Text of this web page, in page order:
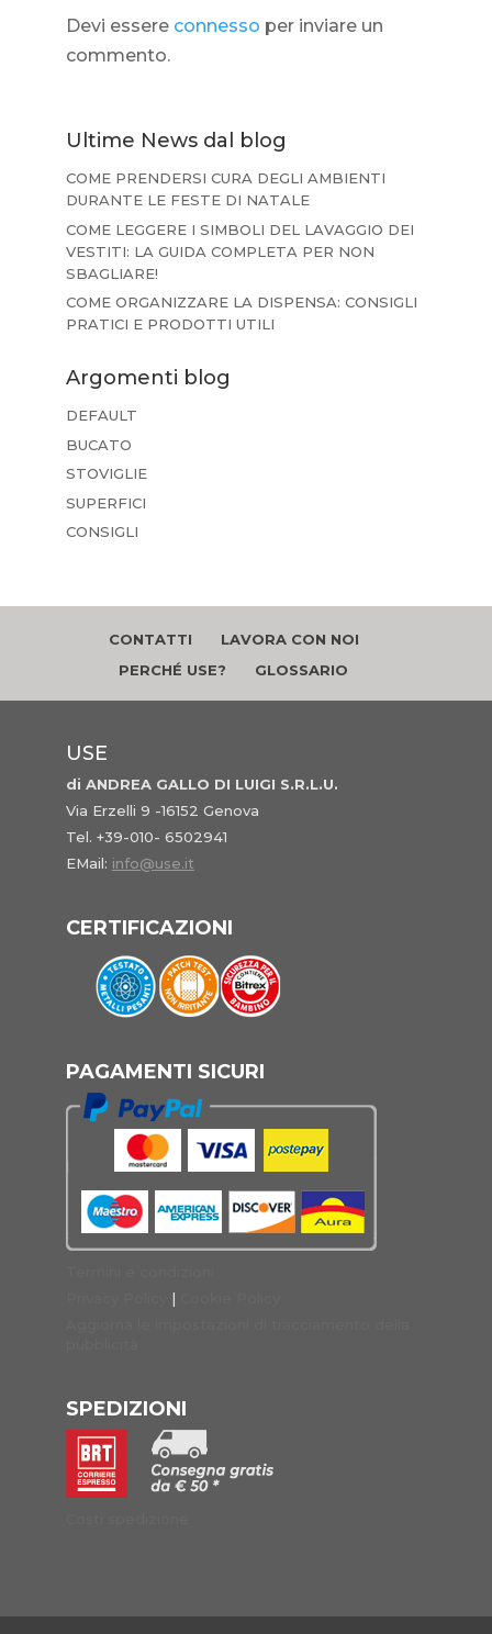
Devi essere connesso per inviare un
commento.
Ultime News dal blog
COME PRENDERSI CURA DEGLI AMBIENTI
DURANTE LE FESTE DI NATALE
COME LEGGERE I SIMBOLI DEL LAVAGGIO DEI
VESTITI: LA GUIDA COMPLETA PER NON
SBAGLIARE!
COME ORGANIZZARE LA DISPENSA: CONSIGLI
PRATICI E PRODOTTI UTILI
Argomenti blog
DEFAULT
BUCATO
STOVIGLIE
SUPERFICI
CONSIGLI
CONTATTI
LAVORA CON NOI
PERCHÉ USE?
GLOSSARIO
USE
di ANDREA GALLO DI LUIGI S.R.L.U.
Via Erzelli 9 -16152 Genova
Tel. +39-010- 6502941
EMail: info@use.it
CERTIFICAZIONI
PAGAMENTI SICURI
|
SPEDIZIONI